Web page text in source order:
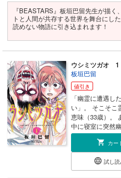
た亜緒はタイカ
す。父は行方不
日々を過ごす亜
で…!?
『BEASTARS』板垣巴留先生が描
トと人間が共存する世界を舞台にし
読めない物語に引き込まれます！
ウシミツガオ 1
板垣巴留
値引き
「幽霊に遭遇し
い」。 そこそこ
恵味（33歳）。
中に寝室に突然
盛り上がってな
が怖さに勝って
寝室に幽霊が現
の目的とは…？
垣巴留が描くホ
カー
試し